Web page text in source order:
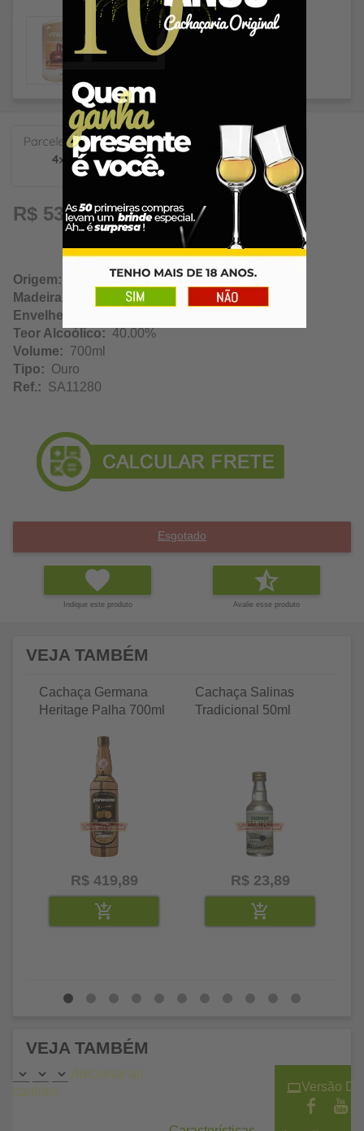
13,47
R$ 53,89
Origem: São João Nepomuceno / Minas Gerais
Madeira:
Castanheira
Envelhecimento:
Teor Alcoólico: 40.00%
Volume: 700ml
Tipo: Ouro
Ref.: SA11280
Esgotado
Indique este produto Avalie esse produto
VEJA TAMBÉM
Cachaça Germana
Heritage Palha 700ml
R$ 419,89
Cachaça Salinas
Tradicional 50ml
R$ 23,89
VEJA TAMBÉM
Adicionar ao
carrinho
Versão